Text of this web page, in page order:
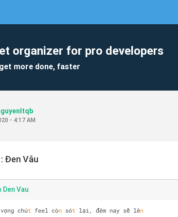
organizer for pro developers
more done, faster
- 4:17 AM
Đen Vâu
Den Vau
chút feel còn sót lại, đêm nay sẽ lên